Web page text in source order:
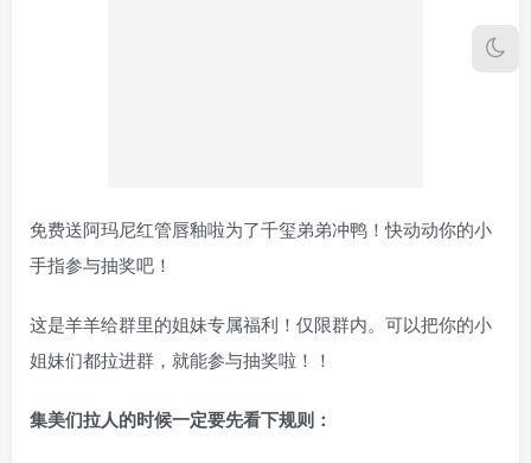
免费送阿玛尼红管唇釉啦为了千玺弟弟冲鸭！快动动你的小
手指参与抽奖吧！
这是羊羊给群里的姐妹专属福利！仅限群内。可以把你的小
姐妹们都拉进群，就能参与抽奖啦！！
集美们拉人的时候一定要先看下规则：